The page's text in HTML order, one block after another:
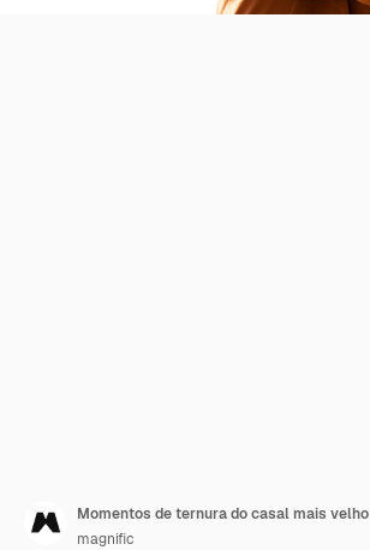
Momentos de ternura do casal mais velho
magnific